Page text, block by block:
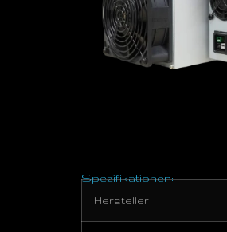
Spezifikationen:
Hersteller